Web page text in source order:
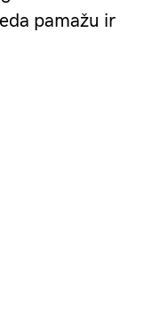
pamažu ir